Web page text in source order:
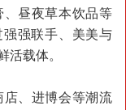
昼夜草本饮品等
强联手、美美与
活载体。
店、进博会等潮流